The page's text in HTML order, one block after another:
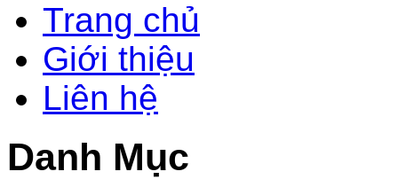
Trang chủ
Giới thiệu
Liên hệ
Danh Mục